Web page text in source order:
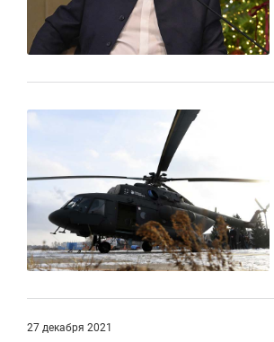
27 декабря 2021